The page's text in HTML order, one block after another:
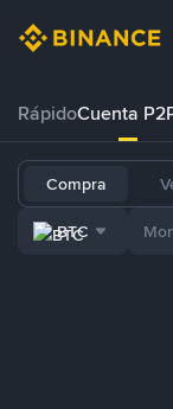
RápidoCuenta
Compra
BTC